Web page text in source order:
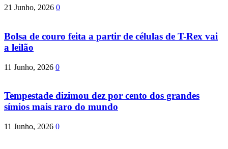
21 Junho, 2026 0
Bolsa de couro feita a partir de células de T-Rex vai
a leilão
11 Junho, 2026 0
Tempestade dizimou dez por cento dos grandes
símios mais raro do mundo
11 Junho, 2026 0